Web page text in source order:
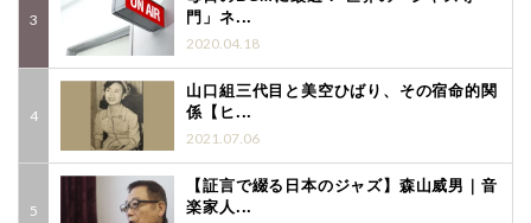
門」ネ...
2020.04.18
山口組三代目と美空ひばり、その宿命的関
係【ヒ...
2021.07.06
【証言で綴る日本のジャズ】森山威男｜音
楽家人...